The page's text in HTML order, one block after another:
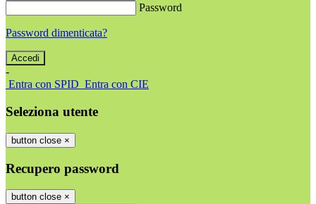
Password
Password dimenticata?
-
Entra con SPID Entra con CIE
Seleziona utente
button close ×
Recupero password
button close ×